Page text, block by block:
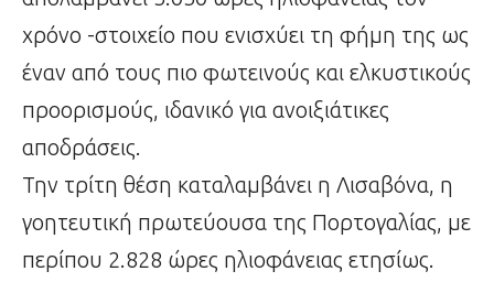
χρόνο -στοιχείο που ενισχύει τη φήμη της ως
έναν από τους πιο φωτεινούς και ελκυστικούς
προορισμούς, ιδανικό για ανοιξιάτικες
αποδράσεις.
Την τρίτη θέση καταλαμβάνει η Λισαβόνα, η
γοητευτική πρωτεύουσα της Πορτογαλίας, με
περίπου 2.828 ώρες ηλιοφάνειας ετησίως.